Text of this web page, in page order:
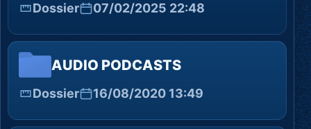
Dossier 07/02/2025 22:48
AUDIO PODCASTS
Dossier 16/08/2020 13:49